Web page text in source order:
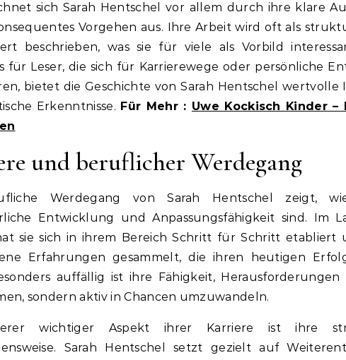
sich Sarah Hentschel vor allem durch ihre klare
Vorgehen aus. Ihre Arbeit wird oft als
beschrieben, was sie für viele als Vorbild
für Leser, die sich für Karrierewege oder persönliche
bietet die Geschichte von Sarah Hentschel wertvolle
Erkenntnisse. Für Mehr : Uwe Kockisch Kinder –
und beruflicher Werdegang
Werdegang von Sarah Hentschel zeigt,
Entwicklung und Anpassungsfähigkeit sind. Im
sie sich in ihrem Bereich Schritt für Schritt etabliert
Erfahrungen gesammelt, die ihren heutigen
auffällig ist ihre Fähigkeit,
sondern aktiv in Chancen umzuwandeln.
wichtiger Aspekt ihrer Karriere ist ihre
Sarah Hentschel setzt gezielt auf